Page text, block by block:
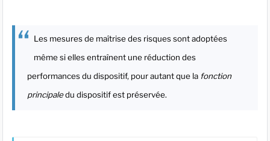
Les mesures de maîtrise des risques sont adoptées
même si elles entraînent une réduction des
performances du dispositif, pour autant que la fonction
principaledu dispositif est préservée.